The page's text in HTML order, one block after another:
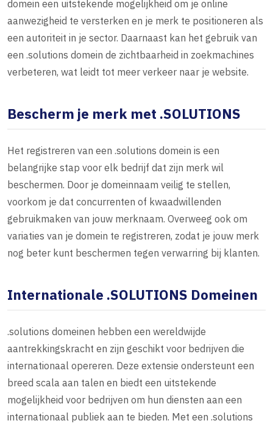
domein een uitstekende mogelijkheid om je online
aanwezigheid te versterken en je merk te positioneren als
een autoriteit in je sector. Daarnaast kan het gebruik van
een .solutions domein de zichtbaarheid in zoekmachines
verbeteren, wat leidt tot meer verkeer naar je website.
Bescherm je merk met .SOLUTIONS
Het registreren van een .solutions domein is een
belangrijke stap voor elk bedrijf dat zijn merk wil
beschermen. Door je domeinnaam veilig te stellen,
voorkom je dat concurrenten of kwaadwillenden
gebruikmaken van jouw merknaam. Overweeg ook om
variaties van je domein te registreren, zodat je jouw merk
nog beter kunt beschermen tegen verwarring bij klanten.
Internationale .SOLUTIONS Domeinen
.solutions domeinen hebben een wereldwijde
aantrekkingskracht en zijn geschikt voor bedrijven die
internationaal opereren. Deze extensie ondersteunt een
breed scala aan talen en biedt een uitstekende
mogelijkheid voor bedrijven om hun diensten aan een
internationaal publiek aan te bieden. Met een .solutions